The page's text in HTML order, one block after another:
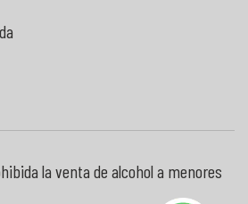
la venta de alcohol a menores